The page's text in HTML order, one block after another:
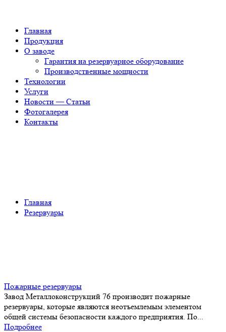
Главная
Продукция
О заводе
Гарантия на резервуарное оборудование
Производственные мощности
Технологии
Услуги
Новости — Статьи
Фотогалерея
Контакты
Главная
Резервуары
Пожарные резервуары
Завод Металлоконструкций 76 производит пожарные
резервуары, которые являются неотъемлемым элементом
общей системы безопасности каждого предприятия. По...
Подробнее